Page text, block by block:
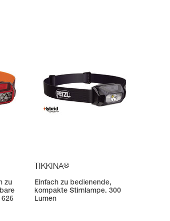
zu
625
TIKKINA®
Einfach zu bedienende,
kompakte Stirnlampe. 300
Lumen